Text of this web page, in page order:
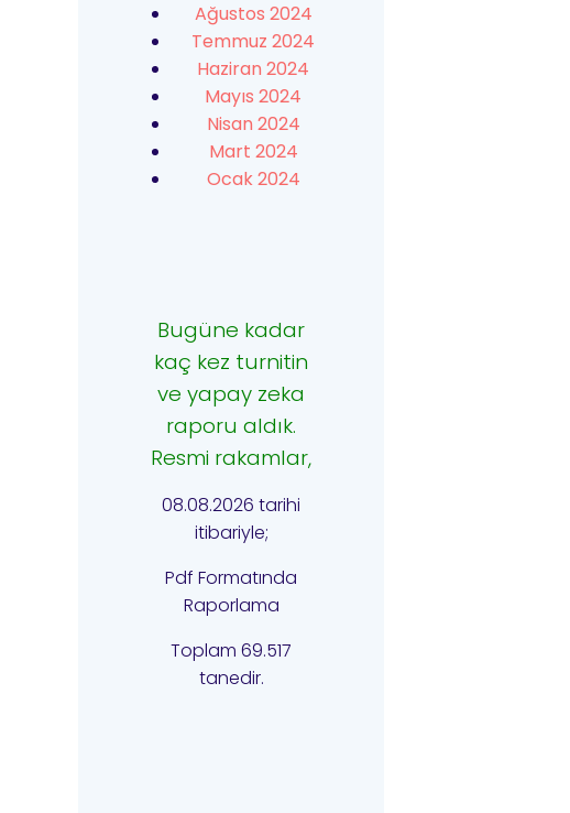
Ağustos 2024
Temmuz 2024
Haziran 2024
Mayıs 2024
Nisan 2024
Mart 2024
Ocak 2024
Bugüne kadar
kaç kez turnitin
ve yapay zeka
raporu aldık.
Resmi rakamlar,
08.08.2026 tarihi
itibariyle;
Pdf Formatında
Raporlama
Toplam 69.517
tanedir.